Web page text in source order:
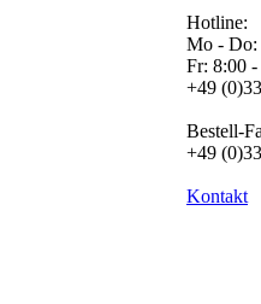
Hotline:
Mo - Do:
Fr: 8:00
+49
Bestell-
+49
Kontakt